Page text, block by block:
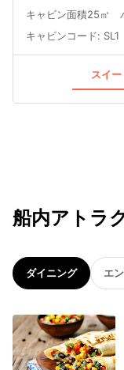
キャビン面積25㎡
キャビンコード: SL1
スイ
船内アトラ
ダイニング エ